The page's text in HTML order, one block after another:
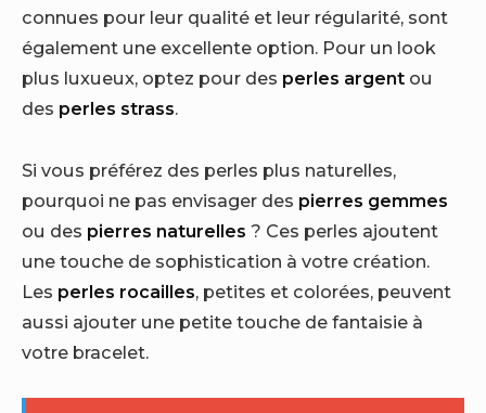
connues pour leur qualité et leur régularité, sont
également une excellente option. Pour un look
plus luxueux, optez pour des perles argent ou
des perles strass.
Si vous préférez des perles plus naturelles,
pourquoi ne pas envisager des pierres gemmes
ou des pierres naturelles ? Ces perles ajoutent
une touche de sophistication à votre création.
Les perles rocailles, petites et colorées, peuvent
aussi ajouter une petite touche de fantaisie à
votre bracelet.